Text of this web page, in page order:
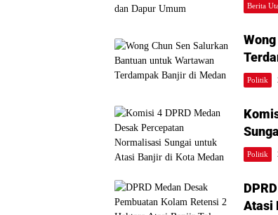
Berita
Politik
Politik
Atasi